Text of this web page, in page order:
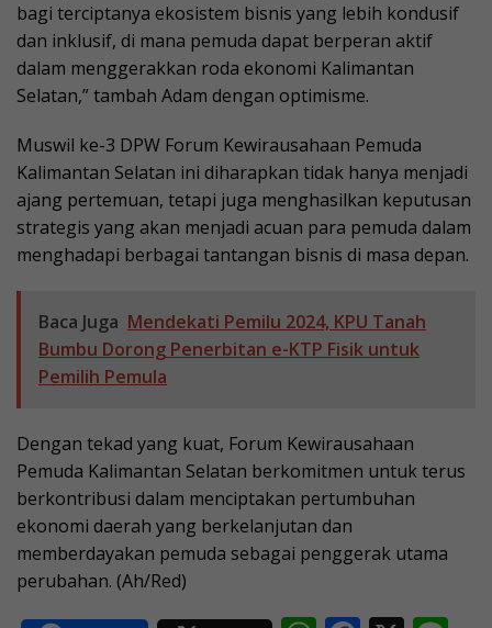
bagi terciptanya ekosistem bisnis yang lebih kondusif
dan inklusif, di mana pemuda dapat berperan aktif
dalam menggerakkan roda ekonomi Kalimantan
Selatan,” tambah Adam dengan optimisme.
Muswil ke-3 DPW Forum Kewirausahaan Pemuda
Kalimantan Selatan ini diharapkan tidak hanya menjadi
ajang pertemuan, tetapi juga menghasilkan keputusan
strategis yang akan menjadi acuan para pemuda dalam
menghadapi berbagai tantangan bisnis di masa depan.
Baca Juga Mendekati Pemilu 2024, KPU Tanah
Bumbu Dorong Penerbitan e-KTP Fisik untuk
Pemilih Pemula
Dengan tekad yang kuat, Forum Kewirausahaan
Pemuda Kalimantan Selatan berkomitmen untuk terus
berkontribusi dalam menciptakan pertumbuhan
ekonomi daerah yang berkelanjutan dan
memberdayakan pemuda sebagai penggerak utama
perubahan. (Ah/Red)